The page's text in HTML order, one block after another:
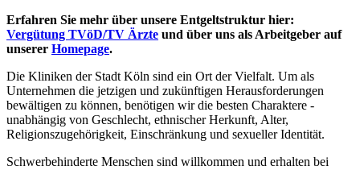
Erfahren Sie mehr über unsere Entgeltstruktur hier:
Vergütung TVöD/TV Ärzte und über uns als Arbeitgeber auf
unserer Homepage.
Die Kliniken der Stadt Köln sind ein Ort der Vielfalt. Um als
Unternehmen die jetzigen und zukünftigen Herausforderungen
bewältigen zu können, benötigen wir die besten Charaktere -
unabhängig von Geschlecht, ethnischer Herkunft, Alter,
Religionszugehörigkeit, Einschränkung und sexueller Identität.
Schwerbehinderte Menschen sind willkommen und erhalten bei